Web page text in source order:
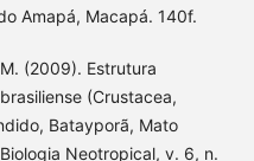
Amapá, Macapá. 140f.
(2009). Estrutura
(Crustacea,
Batayporã, Mato
Neotropical, v. 6, n.